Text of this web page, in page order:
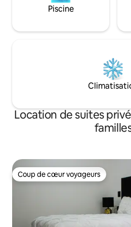
Piscine
Location de suites
Coup de cœur voyageurs
Coup de cœur voyageurs